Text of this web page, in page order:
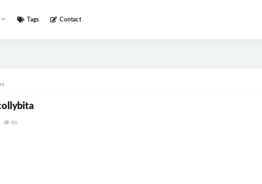
Tags Contact
86